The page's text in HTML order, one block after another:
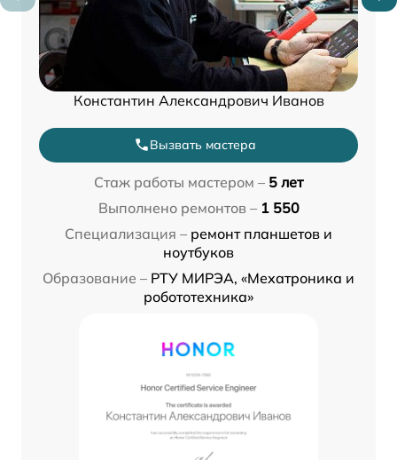
Константин Александрович Иванов
Вызвать мастера
Стаж работы мастером – 5 лет
Выполнено ремонтов – 1 550
Специализация – ремонт планшетов и
ноутбуков
Образование – РТУ МИРЭА, «Мехатроника и
робототехника»